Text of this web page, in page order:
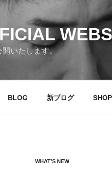
いたします。
BLOG 新ブログ SHOP
WHAT’S NEW